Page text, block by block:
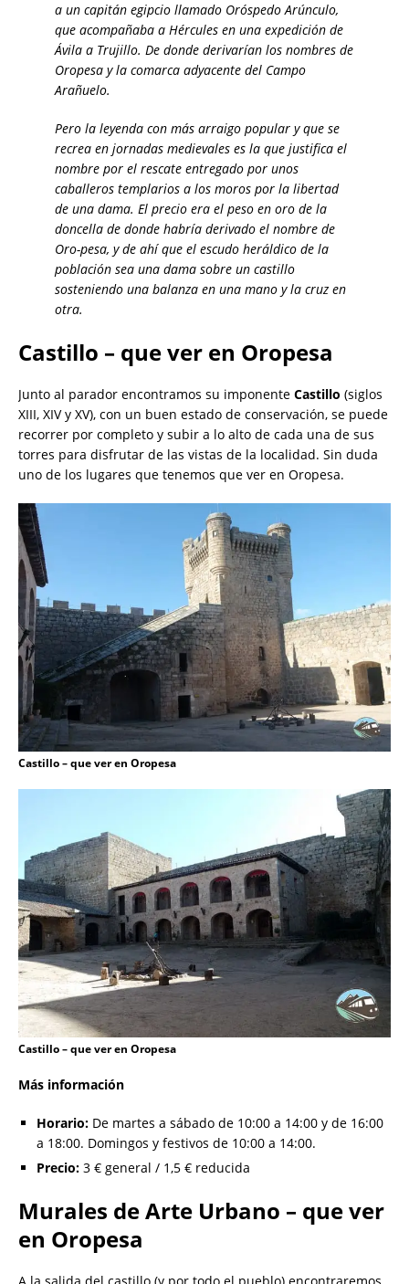
a un capitán egipcio llamado Oróspedo Arúnculo,
que acompañaba a Hércules en una expedición de
Ávila a Trujillo. De donde derivarían los nombres de
Oropesa y la comarca adyacente del Campo
Arañuelo.
Pero la leyenda con más arraigo popular y que se
recrea en jornadas medievales es la que justifica el
nombre por el rescate entregado por unos
caballeros templarios a los moros por la libertad
de una dama. El precio era el peso en oro de la
doncella de donde habría derivado el nombre de
Oro-pesa, y de ahí que el escudo heráldico de la
población sea una dama sobre un castillo
sosteniendo una balanza en una mano y la cruz en
otra.
Castillo – que ver en Oropesa
Junto al parador encontramos su imponente Castillo (siglos
XIII, XIV y XV), con un buen estado de conservación, se puede
recorrer por completo y subir a lo alto de cada una de sus
torres para disfrutar de las vistas de la localidad. Sin duda
uno de los lugares que tenemos que ver en Oropesa.
Castillo – que ver en Oropesa
Castillo – que ver en Oropesa
Más información
Horario: De martes a sábado de 10:00 a 14:00 y de 16:00
a 18:00. Domingos y festivos de 10:00 a 14:00.
Precio: 3 € general / 1,5 € reducida
Murales de Arte Urbano – que ver
en Oropesa